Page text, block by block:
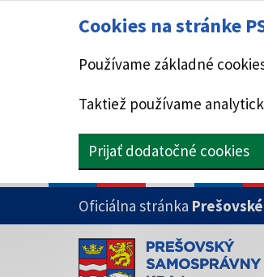
Cookies na stránke
Používame základné
Taktiež používame
Prijať dodatočné cookies
PRESKOČIŤ NA HLAVNÝ OBSAH
Oficiálna stránka
Doména psk.sk je oficiálna